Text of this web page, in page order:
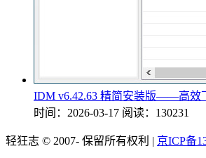
IDM v6.42.63 精简安装版——高效
时间：2026-03-17 阅读：130231
轻狂志 © 2007- 保留所有权利 | 京ICP备